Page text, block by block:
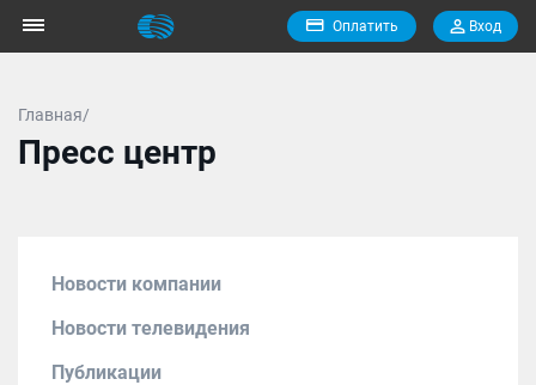
Оплатить Вход
Главная/
Пресс центр
Новости компании
Новости телевидения
Публикации